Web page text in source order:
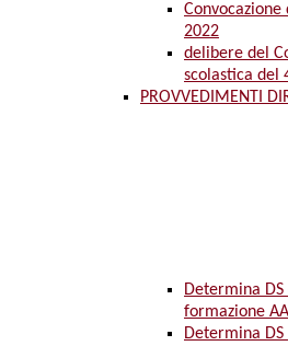
2022
delibere del
scolastica del
PROVVEDIMENTI
Determina
formazione AA
Determina